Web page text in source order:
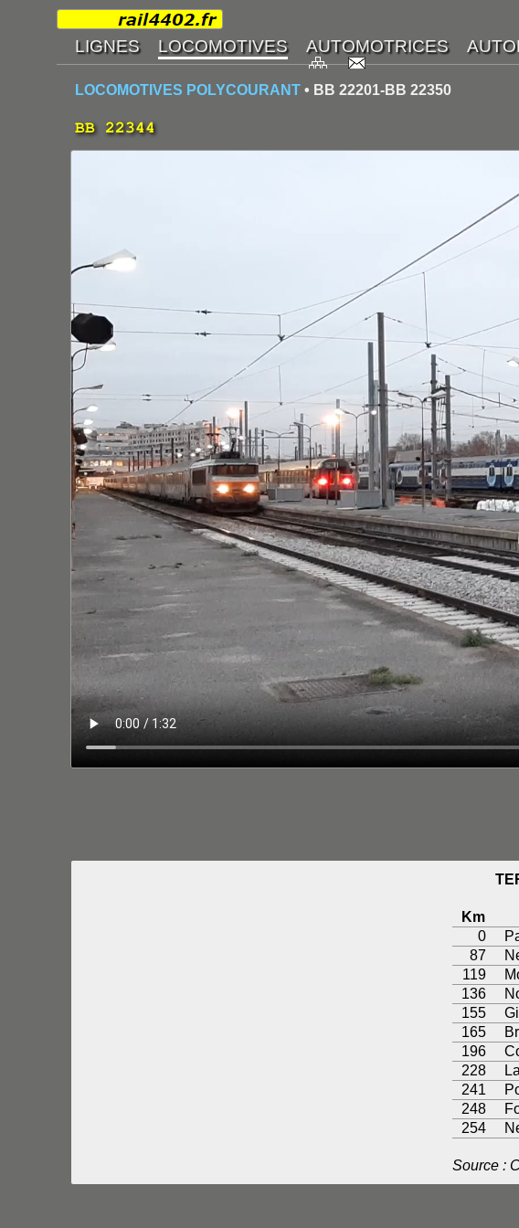
LOCOMOTIVES POLYCOURANT • BB 22201-BB 22350
BB 22344
Km
0
87
119
136
155
165
196
228
241
248
254
Source :